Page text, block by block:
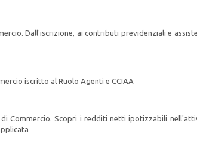
Dall'iscrizione, ai contributi previdenziali e
iscritto al Ruolo Agenti e CCIAA
Commercio. Scopri i redditi netti ipotizzabili